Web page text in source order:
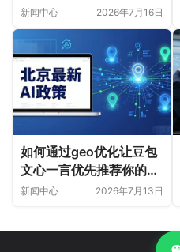
新闻中心 2026年7月16日
如何通过geo优化让豆包
文心一言优先推荐你的内
容
新闻中心 2026年7月13日